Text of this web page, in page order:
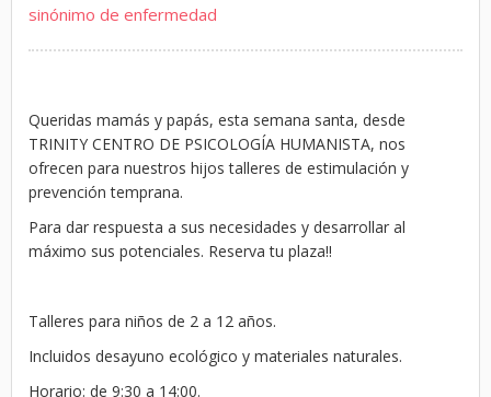
sinónimo de enfermedad
Queridas mamás y papás, esta semana santa, desde
TRINITY CENTRO DE PSICOLOGÍA HUMANISTA, nos
ofrecen para nuestros hijos talleres de estimulación y
prevención temprana.
Para dar respuesta a sus necesidades y desarrollar al
máximo sus potenciales. Reserva tu plaza!!
Talleres para niños de 2 a 12 años.
Incluidos desayuno ecológico y materiales naturales.
Horario: de 9:30 a 14:00.